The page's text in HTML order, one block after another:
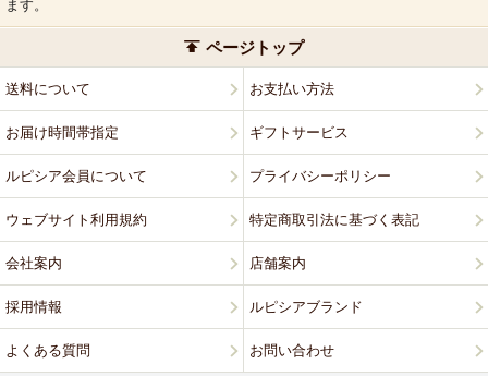
ます。
ページトップ
送料について お支払い方法
お届け時間帯指定 ギフトサービス
ルピシア会員について プライバシーポリシー
ウェブサイト利用規約 特定商取引法に基づく表記
会社案内 店舗案内
採用情報 ルピシアブランド
よくある質問 お問い合わせ